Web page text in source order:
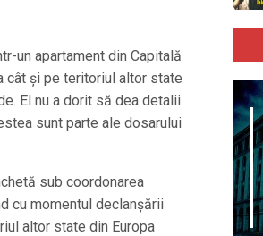
un apartament din Capitală
cât şi pe teritoriul altor state
El nu a dorit să dea detalii
sunt parte ale dosarului
sub coordonarea
cu momentul declanşării
altor state din Europa